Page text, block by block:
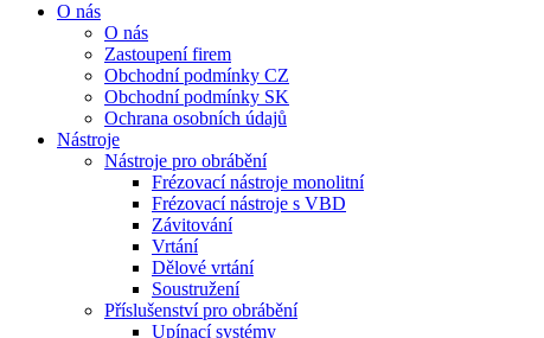
O nás
O nás
Zastoupení firem
Obchodní podmínky CZ
Obchodní podmínky SK
Ochrana osobních údajů
Nástroje
Nástroje pro obrábění
Frézovací nástroje monolitní
Frézovací nástroje s VBD
Závitování
Vrtání
Dělové vrtání
Soustružení
Příslušenství pro obrábění
Upínací systémy